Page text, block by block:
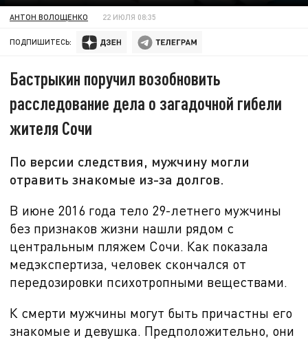
АНТОН ВОЛОЩЕНКО 22 ИЮЛЯ 08:35
ПОДПИШИТЕСЬ:
Бастрыкин поручил возобновить
расследование дела о загадочной гибели
жителя Сочи
По версии следствия, мужчину могли
отравить знакомые из-за долгов.
В июне 2016 года тело 29-летнего мужчины
без признаков жизни нашли рядом с
центральным пляжем Сочи. Как показала
медэкспертиза, человек скончался от
передозировки психотропными веществами.
К смерти мужчины могут быть причастны его
знакомые и девушка. Предположительно, они